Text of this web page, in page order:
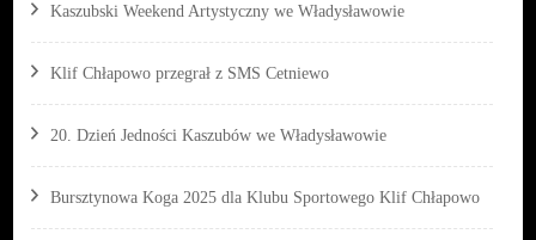
Kaszubski Weekend Artystyczny we Władysławowie
Klif Chłapowo przegrał z SMS Cetniewo
20. Dzień Jedności Kaszubów we Władysławowie
Bursztynowa Koga 2025 dla Klubu Sportowego Klif Chłapowo